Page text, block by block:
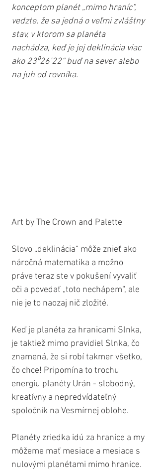
konceptom planét „mimo hraníc“,
vedzte, že sa jedná o veľmi zvláštny
stav, v ktorom sa planéta
nachádza, keď je jej deklinácia viac
ako 23⁰26’22“ buď na sever alebo
na juh od rovníka.
Art by The Crown and Palette
Slovo „deklinácia“ môže znieť ako
náročná matematika a možno
práve teraz ste v pokušení vyvaliť
oči a povedať „toto nechápem“, ale
nie je to naozaj nič zložité.
Keď je planéta za hranicami Slnka,
je taktiež mimo pravidiel Slnka, čo
znamená, že si robí takmer všetko,
čo chce! Pripomína to trochu
energiu planéty Urán - slobodný,
kreatívny a nepredvídateľný
spoločník na Vesmírnej oblohe.
Planéty zriedka idú za hranice a my
môžeme mať mesiace a mesiace s
nulovými planétami mimo hranice.